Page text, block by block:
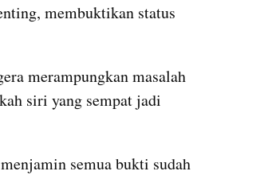
membuktikan status
merampungkan masalah
siri yang sempat jadi
semua bukti sudah